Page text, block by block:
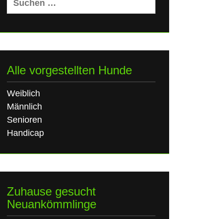
nach:
Alle vorgestellten Hunde
Weiblich
Männlich
Senioren
Handicap
Zuhause gesucht
Neuankömmlinge